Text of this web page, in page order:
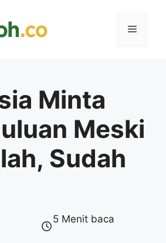
Menu
Minta
Meski
Sudah
5 Menit baca